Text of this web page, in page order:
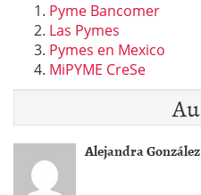
Pyme Bancomer
Las Pymes
Pymes en Mexico
MiPYME CreSe
Alejandra González